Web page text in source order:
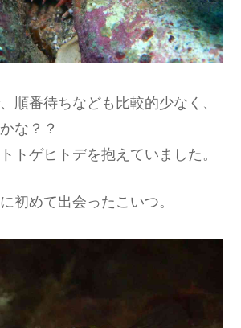
順番待ちなども比較的少なく、
な？？
トゲヒトデを抱えていました。
初めて出会ったこいつ。